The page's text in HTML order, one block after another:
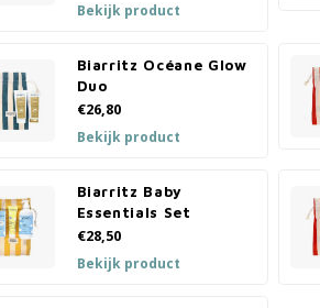
Bekijk product
Biarritz Océane Glow
Duo
€26,80
Bekijk product
Biarritz Baby
Essentials Set
€28,50
Bekijk product